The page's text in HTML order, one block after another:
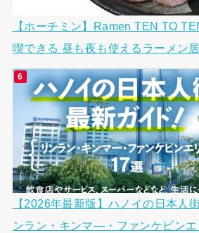
【ホーチミン】Ramen TEN TO
喫できる 昼も夜も使えるラーメン
【2026年最新版】ハノイの日本人
ンラン・キンマ―・ファンケビン